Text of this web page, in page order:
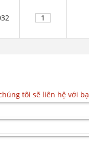
tôi sẽ liên hệ với